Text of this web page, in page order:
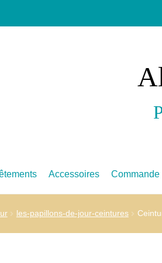
Accessoires
les-papillons-de-jour-ceintures